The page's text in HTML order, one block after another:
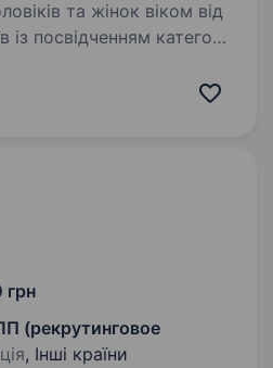
знання
грн
(рекрутинговое
, Інші країни